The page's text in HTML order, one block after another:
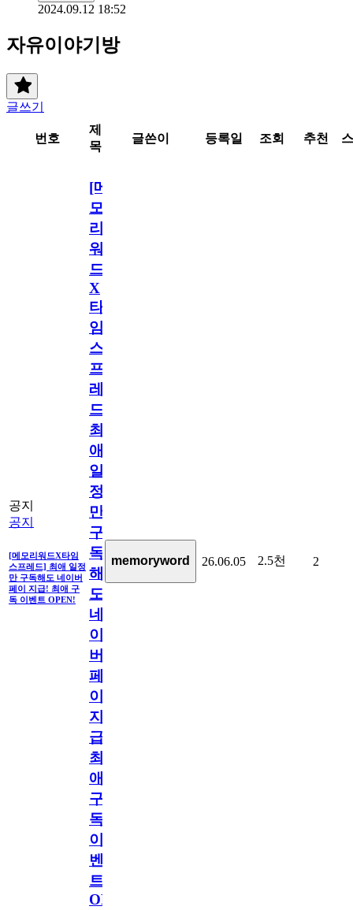
2024.09.12 18:52
자유이야기방
글쓰기
번호
제
목
글쓴이 등록일 조회 추천
공지
공지
[메모리워드X타임
스프레드] 최애 일정
만 구독해도 네이버
페이 지급! 최애 구
독 이벤트 OPEN!
[메
모
리
워
드
X
타
임
스
프
레
드]
최
애
일
정
만
구
독
해
도
네
이
버
페
이
지
급!
최
애
구
독
이
벤
트
OPEN!
memoryword 26.06.05 2.5천 2